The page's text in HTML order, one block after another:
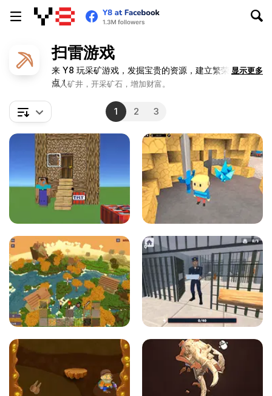
扫雷游戏
来 Y8 玩采矿游戏，发掘宝贵的资源，建立繁荣的定居
点！
深入矿井，开采矿石，增加财富。
显示更多
1 2 3